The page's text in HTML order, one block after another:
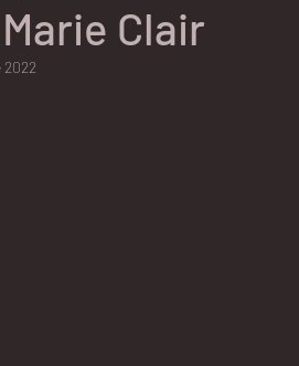
Clair
2022